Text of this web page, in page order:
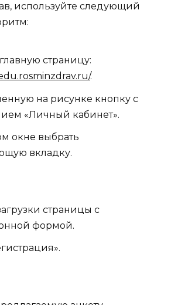
используйте следующий
страницу:
.
на рисунке кнопку с
«Личный кабинет».
окне выбрать
вкладку.
страницы с
формой.